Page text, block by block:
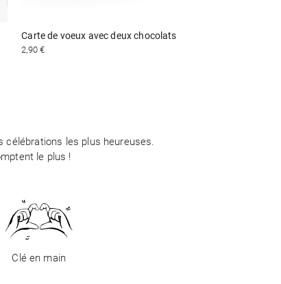
Carte de voeux avec deux chocolats
2,90 €
les plus heureuses.
le plus !
Clé en main